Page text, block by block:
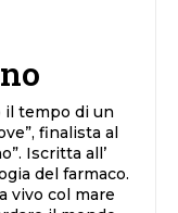
il tempo di un
finalista al
Iscritta all’
del farmaco.
vivo col mare